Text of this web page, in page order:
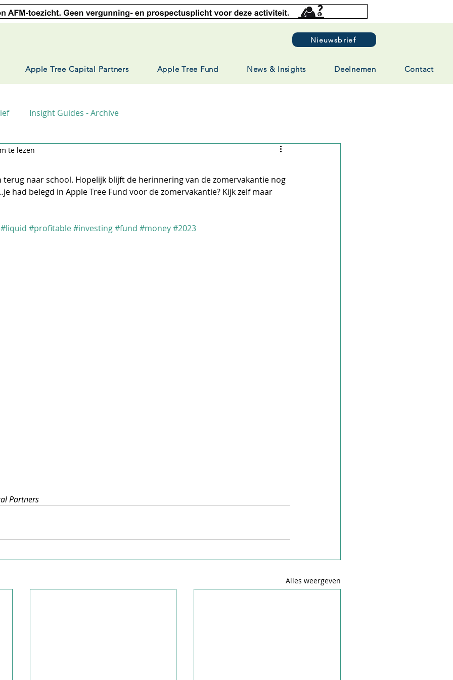
Nieuwsbrief
Apple Tree Capital Partners Apple Tree Fund News & Insights Deelnemen Contact
Insight Guides - Archive
te lezen
terug naar school. Hopelijk blijft de herinnering van de zomervakantie nog
had belegd in Apple Tree Fund voor de zomervakantie? Kijk zelf maar
#liquid #profitable#investing#fund #money#2023
Partners
Alles weergeven